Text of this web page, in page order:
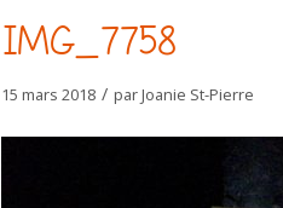
IMG_7758
15 mars 2018 / parJoanie St-Pierre